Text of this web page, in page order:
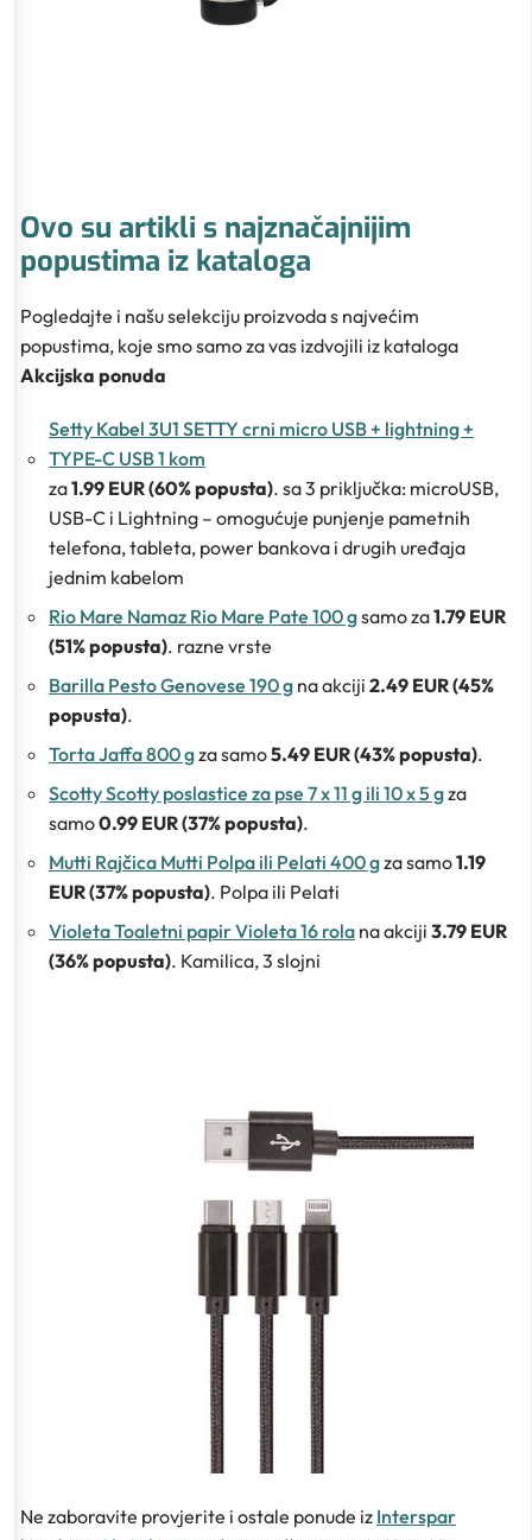
Ovo su artikli s najznačajnijim
popustima iz kataloga
Pogledajte i našu selekciju proizvoda s najvećim
popustima, koje smo samo za vas izdvojili iz kataloga
Akcijska ponuda
Setty Kabel 3U1 SETTY crni micro USB + lightning +
TYPE-C USB 1 kom
za1.99 EUR (60% popusta). sa 3 priključka: microUSB,
USB-C i Lightning – omogućuje punjenje pametnih
telefona, tableta, power bankova i drugih uređaja
jednim kabelom
Rio Mare Namaz Rio Mare Pate 100 gsamo za1.79 EUR
(51% popusta). razne vrste
Barilla Pesto Genovese 190 g na akciji 2.49 EUR (45%
popusta).
Torta Jaffa 800 gza samo5.49 EUR (43% popusta).
Scotty Scotty poslastice za pse 7 x 11 g ili 10 x 5 gza
samo0.99 EUR (37% popusta).
Mutti Rajčica Mutti Polpa ili Pelati 400 gza samo1.19
EUR (37% popusta). Polpa ili Pelati
Violeta Toaletni papir Violeta 16 rola na akciji 3.79 EUR
(36% popusta). Kamilica, 3 slojni
Ne zaboravite provjerite i ostale ponude iz Interspar